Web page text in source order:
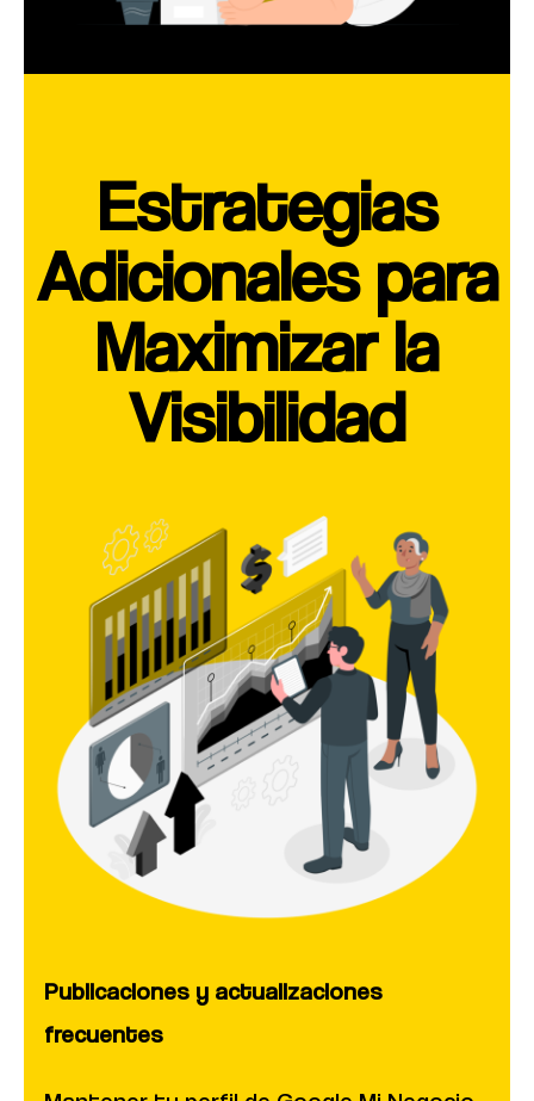
Estrategias
Adicionales para
Maximizar la
Visibilidad
Publicaciones y actualizaciones
frecuentes